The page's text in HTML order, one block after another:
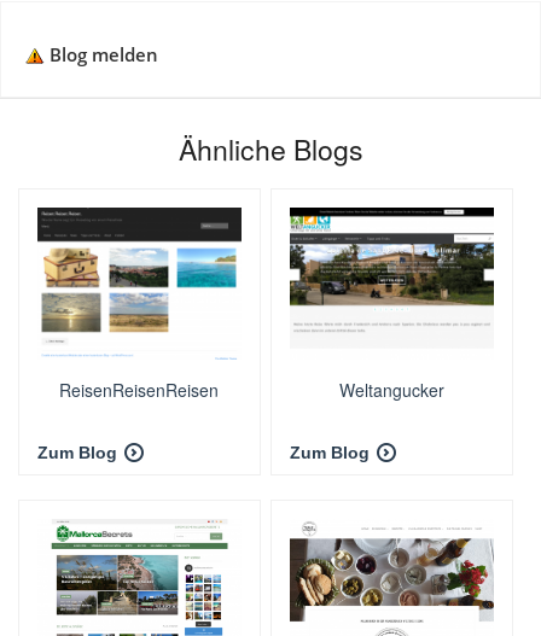
Blog melden
Ähnliche Blogs
ReisenReisenReisen
Zum Blog
Weltangucker
Zum Blog